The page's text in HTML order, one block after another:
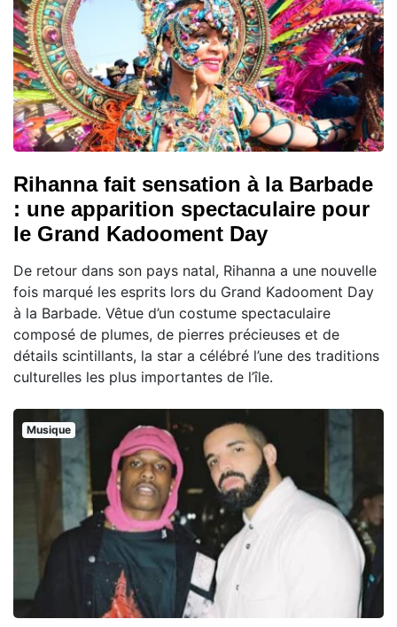
Rihanna fait sensation à la Barbade
: une apparition spectaculaire pour
le Grand Kadooment Day
De retour dans son pays natal, Rihanna a une nouvelle
fois marqué les esprits lors du Grand Kadooment Day
à la Barbade. Vêtue d’un costume spectaculaire
composé de plumes, de pierres précieuses et de
détails scintillants, la star a célébré l’une des traditions
culturelles les plus importantes de l’île.
Musique